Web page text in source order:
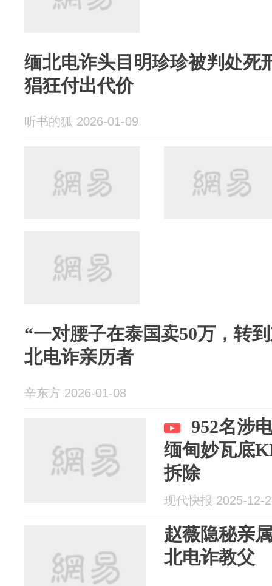
缅北电诈头目明珍珍被判处死
猖狂付出代价
听书的狐 2026-01-09
“一对腰子在泰国卖50万，转
北电诈亲历者
辛东方 2026-01-08
952名涉
缅甸妙瓦底
拆除
现代快报 2025-12-
赵薇隐秘亲
北电诈教父